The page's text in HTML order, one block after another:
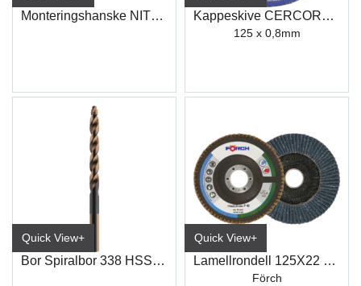
Monteringshanske NITRIL Kappeskive CERCORE 900 stål/inox
125 x 0,8mm
Quick View+
Bor Spiralbor 338 HSS-CO "Step-Tech"
Quick View+
Lamellrondell 125X22 Z60Kf
Förch